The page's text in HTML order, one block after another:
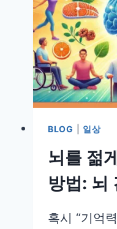
BLOG 일상
뇌를 젊
방법: 뇌
혹시 “기억